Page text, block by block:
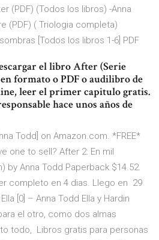
(PDF) (Todos los libros) -Anna
(PDF) ( Triologia completa)
[Todos los libros 1-6] PDF
el libro After (Serie
formato o PDF o audilibro de
leer el primer capitulo gratis.
hace unos años de
Todd] on Amazon.com. *FREE*
one to sell? After 2: En mil
by Anna Todd Paperback $14.52.
completo en 4 dias. Llego en 29
[0] – Anna Todd Ella y Hardin
el otro, como dos almas
todo, Libros gratis para personas